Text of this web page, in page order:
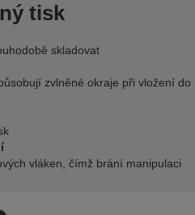
tisk
skladovat
zvlněné okraje při vložení do
vláken, čímž brání manipulaci